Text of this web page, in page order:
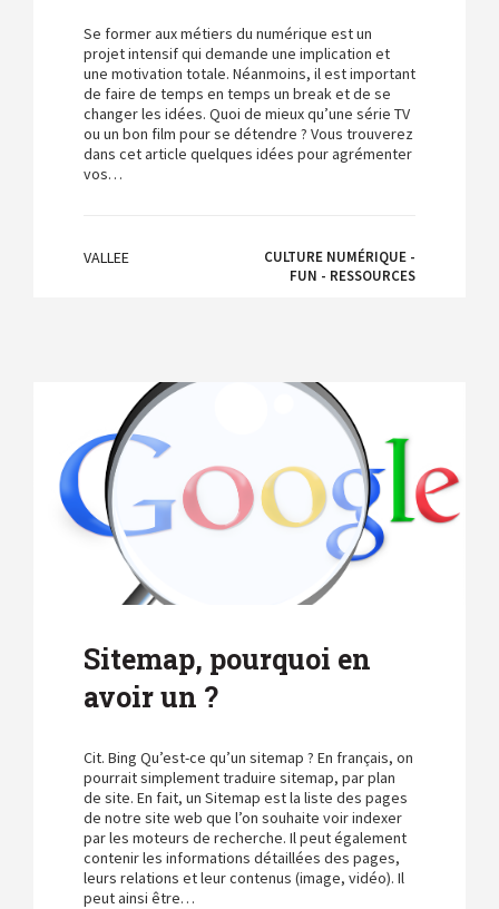
Se former aux métiers du numérique est un
projet intensif qui demande une implication et
une motivation totale. Néanmoins, il est important
de faire de temps en temps un break et de se
changer les idées. Quoi de mieux qu’une série TV
ou un bon film pour se détendre ? Vous trouverez
dans cet article quelques idées pour agrémenter
vos…
VALLEE
CULTURE NUMÉRIQUE -
FUN - RESSOURCES
Sitemap, pourquoi en
avoir un ?
Cit. Bing Qu’est-ce qu’un sitemap ? En français, on
pourrait simplement traduire sitemap, par plan
de site. En fait, un Sitemap est la liste des pages
de notre site web que l’on souhaite voir indexer
par les moteurs de recherche. Il peut également
contenir les informations détaillées des pages,
leurs relations et leur contenus (image, vidéo). Il
peut ainsi être…